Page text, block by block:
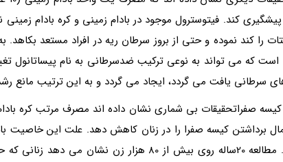
پیشگیری کند. فیتوسترول موجود در بادام زمینی و کره بادام
را کند نموده و حتی از بروز سرطان ریه در افراد مستعد بکاهد.
است که می تواند به نوعی ترکیب ضدسرطانی به نام پیساتانول
سرطانی یافت می گردد، ایجاد می گردد و به این ترتیب مانع
صفراتحقیقات بی شماری نشان داده اند مصرف مرتب کره بادام
برداشتن کیسه صفرا را در زنان کاهش دهد. علت این خاصیت
منیزیم است. مطالعه 20ساله روی بیش از 80 هزار